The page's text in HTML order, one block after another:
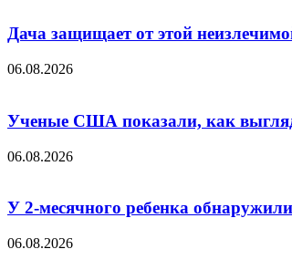
Дача защищает от этой
06.08.2026
Ученые США показали, как
06.08.2026
У 2-месячного ребенка
06.08.2026